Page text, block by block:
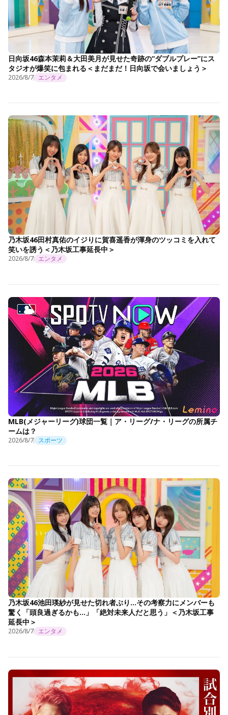
日向坂46森本茉莉＆大田美月が見せた奇跡の“ダブルプレー”にス
タジオが爆笑に包まれる＜まだまだ！日向坂で会いましょう＞
2026/8/7 エンタメ
乃木坂46田村真佑のイジりに賀喜遥香が渾身のツッコミを入れて
笑いを誘う＜乃木坂工事延長中＞
2026/8/7 エンタメ
MLB(メジャーリーグ)球団一覧｜ア・リーグ/ナ・リーグの所属チ
ームは？
2026/8/7 スポーツ
乃木坂46池田瑛紗が見せた切れ者ぶり…その考察力にメンバーも
驚く「頭良過ぎるかも…」「絶対未来人だと思う」＜乃木坂工事
延長中＞
2026/8/7 エンタメ